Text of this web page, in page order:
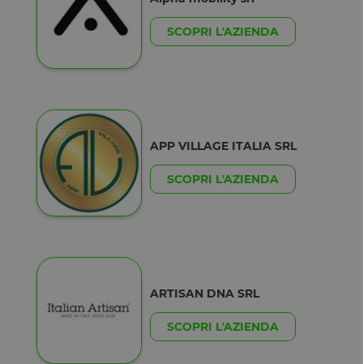
SCOPRI L'AZIENDA
APP VILLAGE ITALIA SRL
SCOPRI L'AZIENDA
ARTISAN DNA SRL
SCOPRI L'AZIENDA